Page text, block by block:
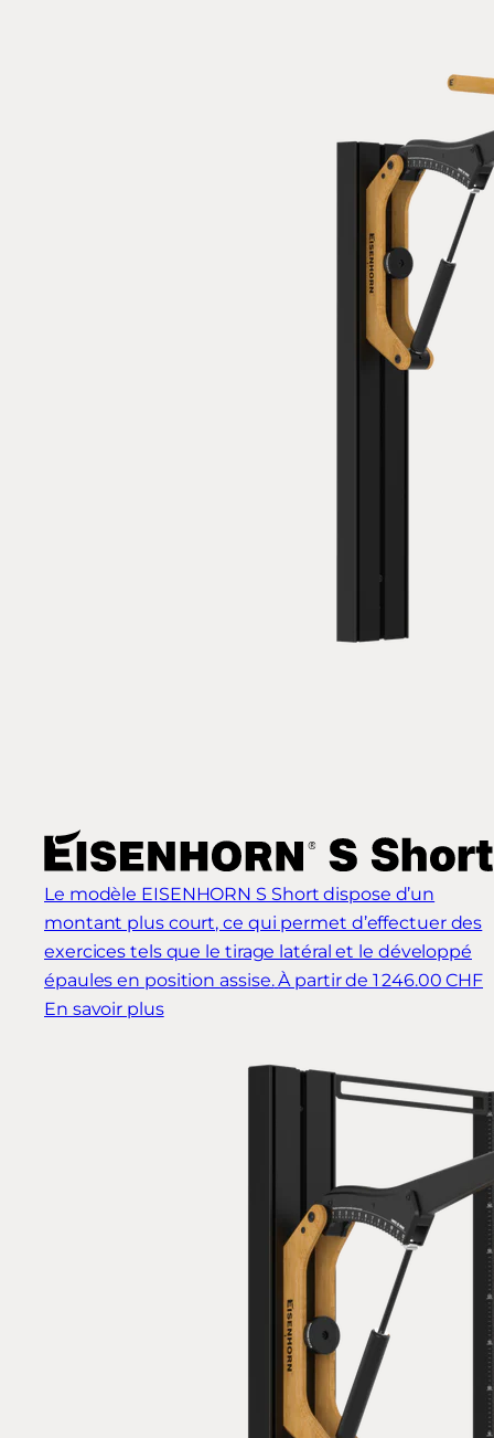
Le modèle EISENHORN S Short dispose d’un
montant plus court, ce qui permet d’effectuer des
exercices tels que le tirage latéral et le développé
épaules en position assise. À partir de 1 246.00 CHF
En savoir plus